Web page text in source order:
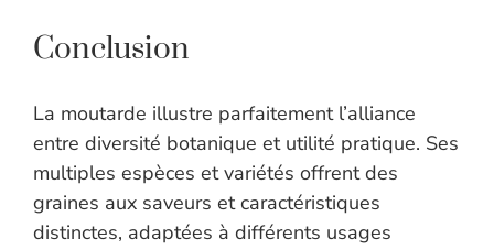
Conclusion
La moutarde illustre parfaitement l’alliance
entre diversité botanique et utilité pratique. Ses
multiples espèces et variétés offrent des
graines aux saveurs et caractéristiques
distinctes, adaptées à différents usages